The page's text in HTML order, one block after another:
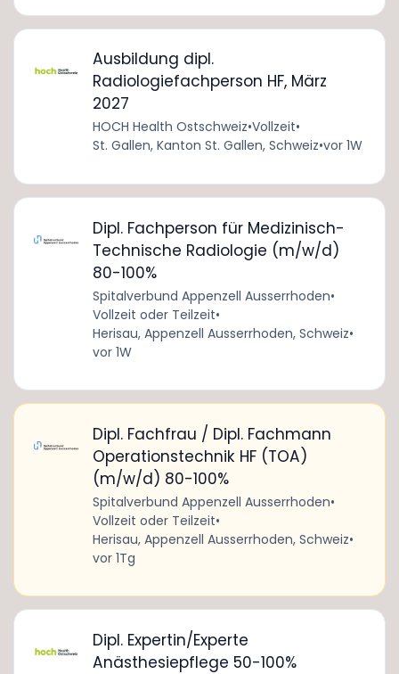
Ausbildung dipl.
Radiologiefachperson HF, März
2027
HOCH Health Ostschweiz•Vollzeit•
St. Gallen, Kanton St. Gallen, Schweiz•vor 1W
Dipl. Fachperson für Medizinisch-
Technische Radiologie (m/w/d)
80-100%
Spitalverbund Appenzell Ausserrhoden•
Vollzeit oder Teilzeit•
Herisau, Appenzell Ausserrhoden, Schweiz•
vor 1W
Dipl. Fachfrau / Dipl. Fachmann
Operationstechnik HF (TOA)
(m/w/d) 80-100%
Spitalverbund Appenzell Ausserrhoden•
Vollzeit oder Teilzeit•
Herisau, Appenzell Ausserrhoden, Schweiz•
vor 1Tg
Dipl. Expertin/Experte
Anästhesiepflege 50-100%